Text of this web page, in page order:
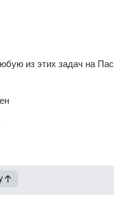
из этих задач на